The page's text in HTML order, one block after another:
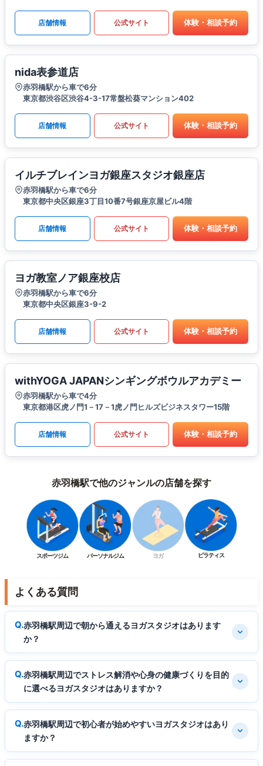
店舗情報 公式サイト 体験・相談予約
nida表参道店
赤羽橋駅から車で6分
東京都渋谷区渋谷4-3-17常盤松葵マンション402
店舗情報 公式サイト 体験・相談予約
イルチブレインヨガ銀座スタジオ銀座店
赤羽橋駅から車で6分
東京都中央区銀座3丁目10番7号銀座京屋ビル4階
店舗情報 公式サイト 体験・相談予約
ヨガ教室ノア銀座校店
赤羽橋駅から車で6分
東京都中央区銀座3-9-2
店舗情報 公式サイト 体験・相談予約
withYOGA JAPANシンギングボウルアカデミー
赤羽橋駅から車で4分
東京都港区虎ノ門1－17－1虎ノ門ヒルズビジネスタワー15階
店舗情報 公式サイト 体験・相談予約
赤羽橋駅で他のジャンルの店舗を探す
スポーツジム パーソナルジム ヨガ ピラティス
よくある質問
赤羽橋駅周辺で朝から通えるヨガスタジオはあります
か？
赤羽橋駅周辺でストレス解消や心身の健康づくりを目的
に選べるヨガスタジオはありますか？
赤羽橋駅周辺で初心者が始めやすいヨガスタジオはあり
ますか？